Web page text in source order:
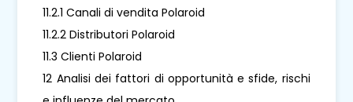
11.2.1 Canali di vendita Polaroid
11.2.2 Distributori Polaroid
11.3 Clienti Polaroid
12 Analisi dei fattori di opportunità e sfide, rischi